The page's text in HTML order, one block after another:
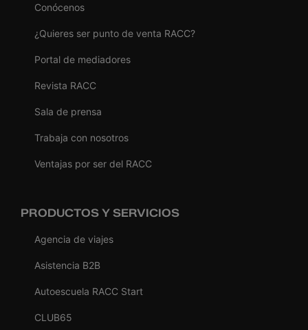
Conócenos
¿Quieres ser punto de venta RACC?
Portal de mediadores
Revista RACC
Sala de prensa
Trabaja con nosotros
Ventajas por ser del RACC
PRODUCTOS Y SERVICIOS
Agencia de viajes
Asistencia B2B
Autoescuela RACC Start
CLUB65